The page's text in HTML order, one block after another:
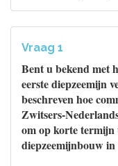
Vraag 1
Bent u bekend
eerste diepzeemijn
beschreven hoe
Zwitsers-
om op korte termijn
diepzeemijnbouw